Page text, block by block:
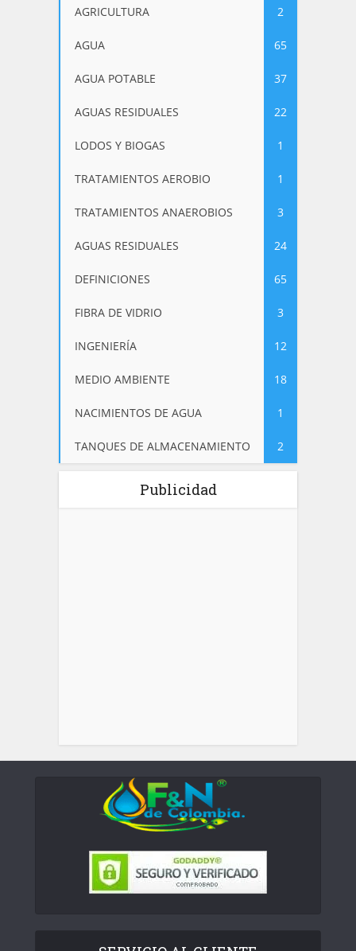
AGRICULTURA 2
AGUA 65
AGUA POTABLE 37
AGUAS RESIDUALES 22
LODOS Y BIOGAS 1
TRATAMIENTOS AEROBIO 1
TRATAMIENTOS ANAEROBIOS 3
AGUAS RESIDUALES 24
DEFINICIONES 65
FIBRA DE VIDRIO 3
INGENIERÍA 12
MEDIO AMBIENTE 18
NACIMIENTOS DE AGUA 1
TANQUES DE ALMACENAMIENTO 2
Publicidad